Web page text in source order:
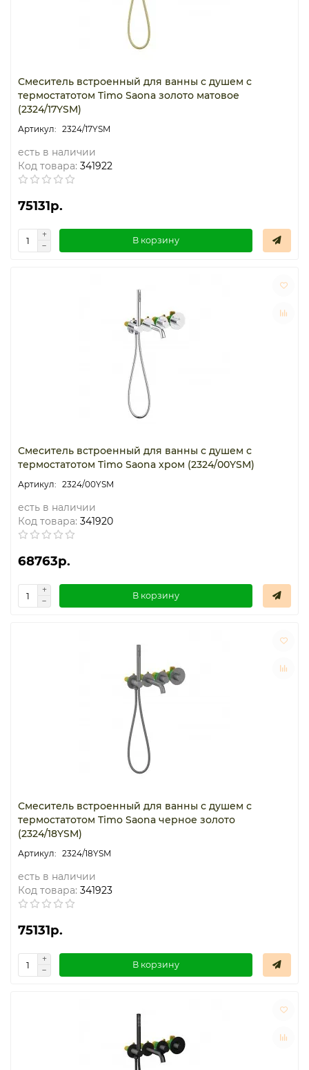
Смеситель встроенный для ванны с душем с
термостатотом Timo Saona золото матовое
(2324/17YSM)
2324/17YSM
есть в наличии
Код товара: 341922
75131р.
В корзину
Смеситель встроенный для ванны с душем с
термостатотом Timo Saona хром (2324/00YSM)
2324/00YSM
есть в наличии
Код товара: 341920
68763р.
В корзину
Смеситель встроенный для ванны с душем с
термостатотом Timo Saona черное золото
(2324/18YSM)
2324/18YSM
есть в наличии
Код товара: 341923
75131р.
В корзину